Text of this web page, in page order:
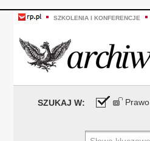
SZKOLENIA I KONFERENCJE
SZUKAJ W: Prawo